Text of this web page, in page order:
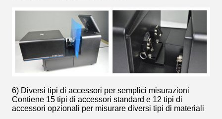
6) Diversi tipi di accessori per semplici misurazioni
Contiene 15 tipi di accessori standard e 12 tipi di
accessori opzionali per misurare diversi tipi di materiali